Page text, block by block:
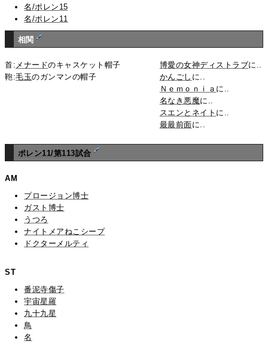
名/ポレン15
名/ポレン11
相関
首: メナードのキャスケット帽子
鞄:毛玉のガンマンの帽子
博愛の女神ディストラブに..
かんごし に..
Ｎｅｍｏｎｉａ に..
名なき悪魔に..
スエンとネイト に..
最最前面に..
ポレン11/第113試合
AM
プロージョン博士
ガスト博士
うつろ
ナイトメアねこシープ
ドクターメルティ
ST
番泥寺傷子
宇宙星羅
九十九星
鳥
名